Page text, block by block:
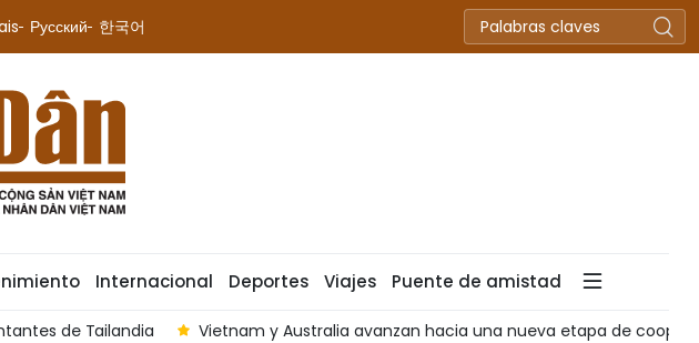
Русский 한국어
Internacional Deportes Viajes Puente de amistad
nueva etapa de cooperación estratégica Vietnam propone regular por ley los